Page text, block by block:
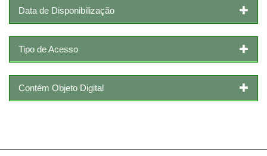
Data de Disponibilização
Tipo de Acesso
Contém Objeto Digital